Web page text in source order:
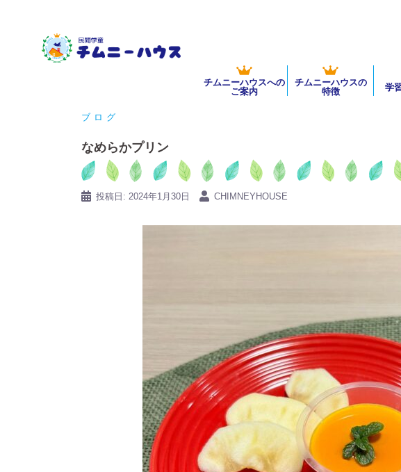
チムニーハウスへの
ご案内
チムニーハウスの
特徴
学
ブログ
なめらかプリン
投稿日: 2024年1月30日 CHIMNEYHOUSE